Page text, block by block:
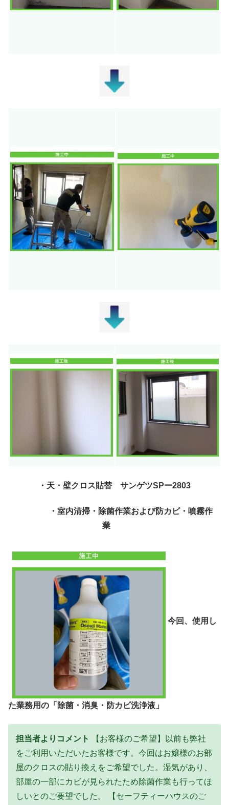
・天・壁クロス貼替 サンゲツSPー2803
・室内清掃・除菌作業および防カビ・噴霧作
業
今回、使用し
た業務用の「除菌・消臭・防カビ洗浄液」
担当者よりコメント
【お客様のご希望】以前も弊社
をご利用いただいたお客様です。今回はお嬢様のお部
屋のクロスの貼り換えをご希望でした。湿気があり、
部屋の一部にカビが見られたため除菌作業も行ってほ
しいとのご要望でした。 【セーフティーハウスのご